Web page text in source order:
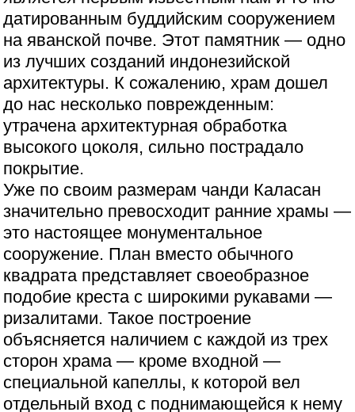
датированным буддийским сооружением
на яванской почве. Этот памятник — одно
из лучших созданий индонезийской
архитектуры. К сожалению, храм дошел
до нас несколько поврежденным:
утрачена архитектурная обработка
высокого цоколя, сильно пострадало
покрытие.
Уже по своим размерам чанди Каласан
значительно превосходит ранние храмы —
это настоящее монументальное
сооружение. План вместо обычного
квадрата представляет своеобразное
подобие креста с широкими рукавами —
ризалитами. Такое построение
объясняется наличием с каждой из трех
сторон храма — кроме входной —
специальной капеллы, к которой вел
отдельный вход с поднимающейся к нему